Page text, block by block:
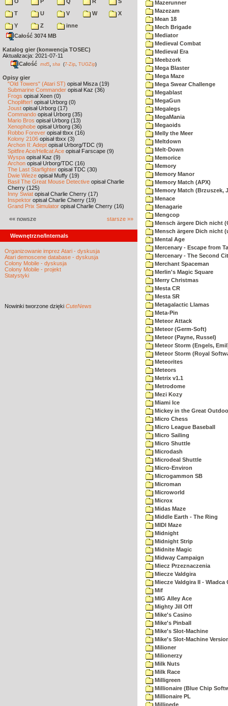
T
U V W
X
Y
Z
inne
Całość 3074 MB
Katalog gier (konwencja TOSEC)
Aktualizacja: 2021-07-11
Całość md5 sha (7-Zip TUGZip)
Opisy gier
"Old Towers" (Atari ST) opisał Misza (19)
Submarine Commander opisał Kaz (36)
Frogs opisał Xeen (0)
Choplifter! opisał Urborg (0)
Joust opisał Urborg (17)
Commando opisał Urborg (35)
Mario Bros opisał Urborg (13)
Xenophobe opisał Urborg (36)
Robbo Forever opisał tbxx (16)
Kolony 2106 opisał tbxx (3)
Archon II: Adept opisał Urborg/TDC (9)
Spitfire Ace/Hellcat Ace opisał Farscape (9)
Wyspa opisał Kaz (9)
Archon opisał Urborg/TDC (16)
The Last Starfighter opisał TDC (30)
Dwie Wieże opisał Muffy (19)
Basil The Great Mouse Detective opisał Charlie
Cherry (125)
Inny Świat opisał Charlie Cherry (17)
Inspektor opisał Charlie Cherry (19)
Grand Prix Simulator opisał Charlie Cherry (16)
«« nowsze starsze »»
Wewnętrzne/Internals
Organizowanie imprez Atari - dyskusja
Atari demoscene database - dyskusja
Colony Mobile - dyskusja
Colony Mobile - projekt
Statystyki
Nowinki tworzone dzięki CuteNews
Mazerunner
Mazezam
Mean 18
Mech Brigade
Mediator
Medieval Combat
Medieval Era
Meebzork
Mega Blaster
Mega Maze
Mega Swear Challenge
Megablast
MegaGun
Megalegs
MegaMania
Megaoids
Melly the Meer
Meltdown
Melt-Down
Memorice
Memory
Memory Manor
Memory Match (APX)
Memory Match (Brzuszek,
Menace
Menagarie
Mengcop
Mensch ärgere Dich nicht
Mensch ärgere Dich nicht
Mental Age
Mercenary - Escape from
Mercenary - The Second
Merchant Spaceman
Merlin's Magic Square
Merry Christmas
Mesta CR
Mesta SR
Metagalactic Llamas
Meta-Pin
Meteor Attack
Meteor (Germ-Soft)
Meteor (Payne, Russel)
Meteor Storm (Engels,
Meteor Storm (Royal
Meteorites
Meteors
Metrix v1.1
Metrodome
Mezi Kozy
Miami Ice
Mickey in the Great
Micro Chess
Micro League Baseball
Micro Sailing
Micro Shuttle
Microdash
Microdeal Shuttle
Micro-Environ
Microgammon SB
Microman
Microworld
Microx
Midas Maze
Middle Earth - The Ring
MIDI Maze
Midnight
Midnight Strip
Midnite Magic
Midway Campaign
Miecz Przeznaczenia
Miecze Valdgira
Miecze Valdgira II - Wladca
Mif
MIG Alley Ace
Mighty Jill Off
Mike's Casino
Mike's Pinball
Mike's Slot-Machine
Mike's Slot-Machine
Milioner
Milionerzy
Milk Nuts
Milk Race
Milligreen
Millionaire (Blue Chip
Millionaire PL
Millipede